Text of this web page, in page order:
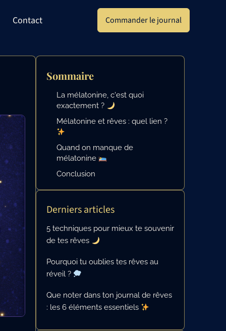
Contact Commander le journal
Sommaire
La mélatonine, c'est quoi
exactement ?
Mélatonine et rêves : quel lien ?
Quand on manque de
mélatonine
Conclusion
Derniers articles
5 techniques pour mieux te souvenir
de tes rêves
Pourquoi tu oublies tes rêves au
réveil ?
Que noter dans ton journal de rêves
: les 6 éléments essentiels